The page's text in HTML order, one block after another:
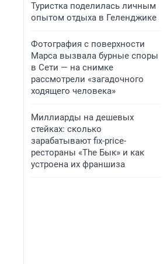
Туристка поделилась личным
опытом отдыха в Геленджике
Фотография с поверхности
Марса вызвала бурные споры
в Сети — на снимке
рассмотрели «загадочного
ходящего человека»
Миллиарды на дешевых
стейках: сколько
зарабатывают fix-price-
рестораны «The Бык» и как
устроена их франшиза